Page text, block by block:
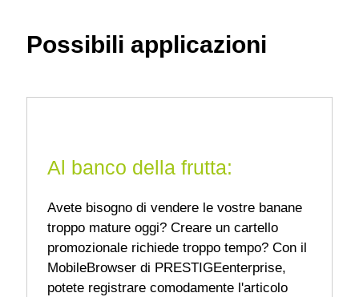
Possibili applicazioni
Al banco della frutta:
Avete bisogno di vendere le vostre banane
troppo mature oggi? Creare un cartello
promozionale richiede troppo tempo? Con il
MobileBrowser di PRESTIGEenterprise,
potete registrare comodamente l'articolo